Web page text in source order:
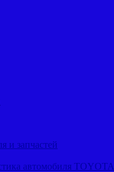
и запчастей
автомобиля TOYOTA